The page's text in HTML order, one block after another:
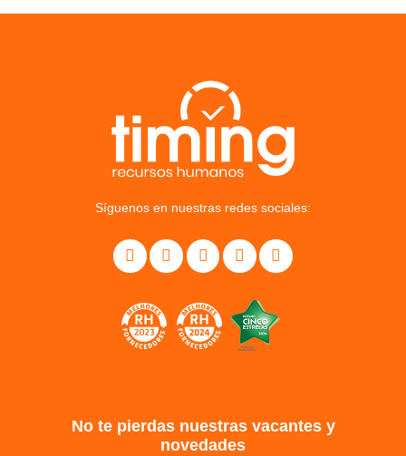
Síguenos en nuestras redes sociales:
No te pierdas nuestras vacantes y
novedades